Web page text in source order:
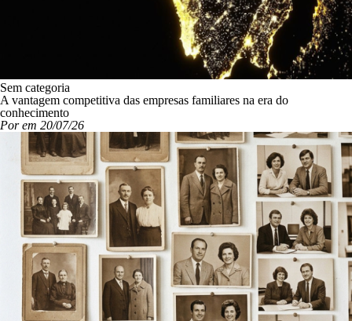
Sem categoria
A vantagem competitiva das empresas familiares na era do
conhecimento
Por em 20/07/26